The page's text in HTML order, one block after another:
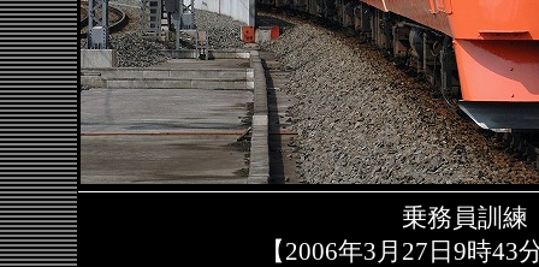
乗務員訓練
【2006年3月27日9時